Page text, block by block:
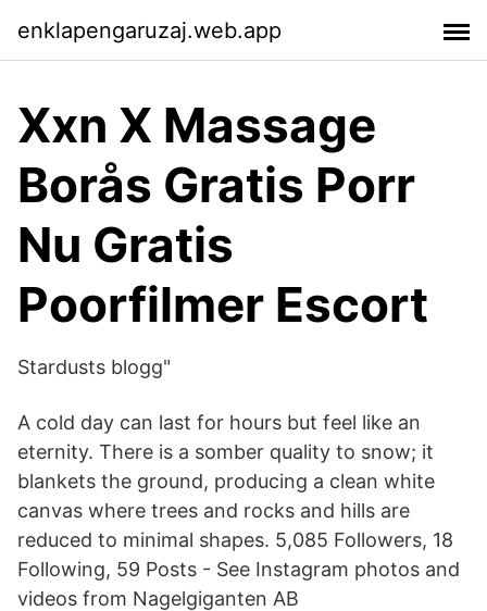
enklapengaruzaj.web.app
Xxn X Massage
Borås Gratis Porr
Nu Gratis
Poorfilmer Escort
Stardusts blogg"
A cold day can last for hours but feel like an
eternity. There is a somber quality to snow; it
blankets the ground, producing a clean white
canvas where trees and rocks and hills are
reduced to minimal shapes. 5,085 Followers, 18
Following, 59 Posts - See Instagram photos and
videos from Nagelgiganten AB